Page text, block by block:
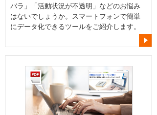
バラ」「活動状況が不透明」などのお悩み
はないでしょうか。スマートフォンで簡単
にデータ化できるツールをご紹介します。